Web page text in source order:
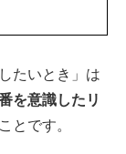
たいとき」は
を意識したリ
とです。